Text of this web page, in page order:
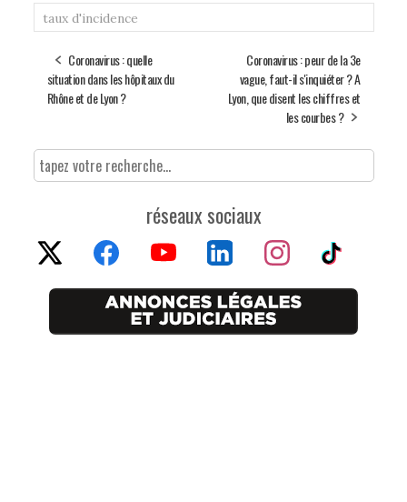
taux d'incidence
Coronavirus : quelle
situation dans les hôpitaux du
Rhône et de Lyon ?
Coronavirus : peur de la 3e
vague, faut-il s'inquiéter ? A
Lyon, que disent les chiffres et
les courbes ?
réseaux sociaux